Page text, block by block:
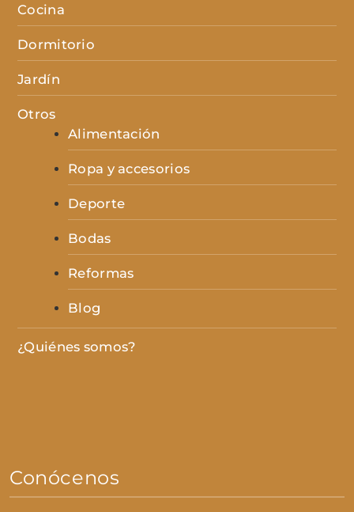
Cocina
Dormitorio
Jardín
Otros
Alimentación
Ropa y accesorios
Deporte
Bodas
Reformas
Blog
¿Quiénes somos?
Conócenos